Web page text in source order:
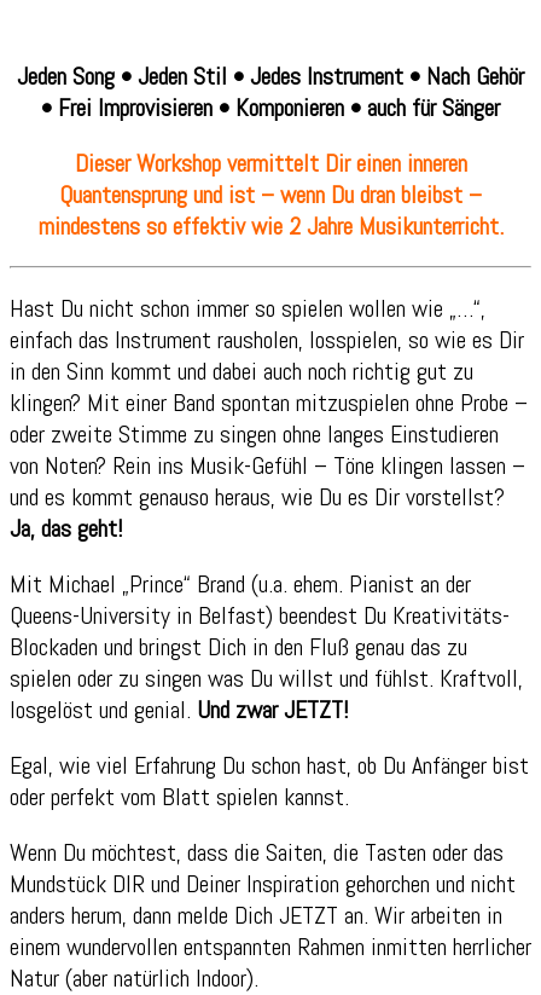
Jeden Song • Jeden Stil • Jedes Instrument • Nach Gehör
• Frei Improvisieren • Komponieren • auch für Sänger
Dieser Workshop vermittelt Dir einen inneren
Quantensprung und ist – wenn Du dran bleibst –
mindestens so effektiv wie 2 Jahre Musikunterricht.
Hast Du nicht schon immer so spielen wollen wie „…“,
einfach das Instrument rausholen, losspielen, so wie es Dir
in den Sinn kommt und dabei auch noch richtig gut zu
klingen? Mit einer Band spontan mitzuspielen ohne Probe –
oder zweite Stimme zu singen ohne langes Einstudieren
von Noten? Rein ins Musik-Gefühl – Töne klingen lassen –
und es kommt genauso heraus, wie Du es Dir vorstellst?
Ja, das geht!
Mit Michael „Prince“ Brand (u.a. ehem. Pianist an der
Queens-University in Belfast) beendest Du Kreativitäts-
Blockaden und bringst Dich in den Fluß genau das zu
spielen oder zu singen was Du willst und fühlst. Kraftvoll,
losgelöst und genial. Und zwar JETZT!
Egal, wie viel Erfahrung Du schon hast, ob Du Anfänger bist
oder perfekt vom Blatt spielen kannst.
Wenn Du möchtest, dass die Saiten, die Tasten oder das
Mundstück DIR und Deiner Inspiration gehorchen und nicht
anders herum, dann melde Dich JETZT an. Wir arbeiten in
einem wundervollen entspannten Rahmen inmitten herrlicher
Natur (aber natürlich Indoor).